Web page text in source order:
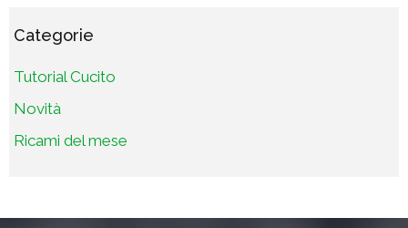
Categorie
Tutorial Cucito
Novità
Ricami del mese